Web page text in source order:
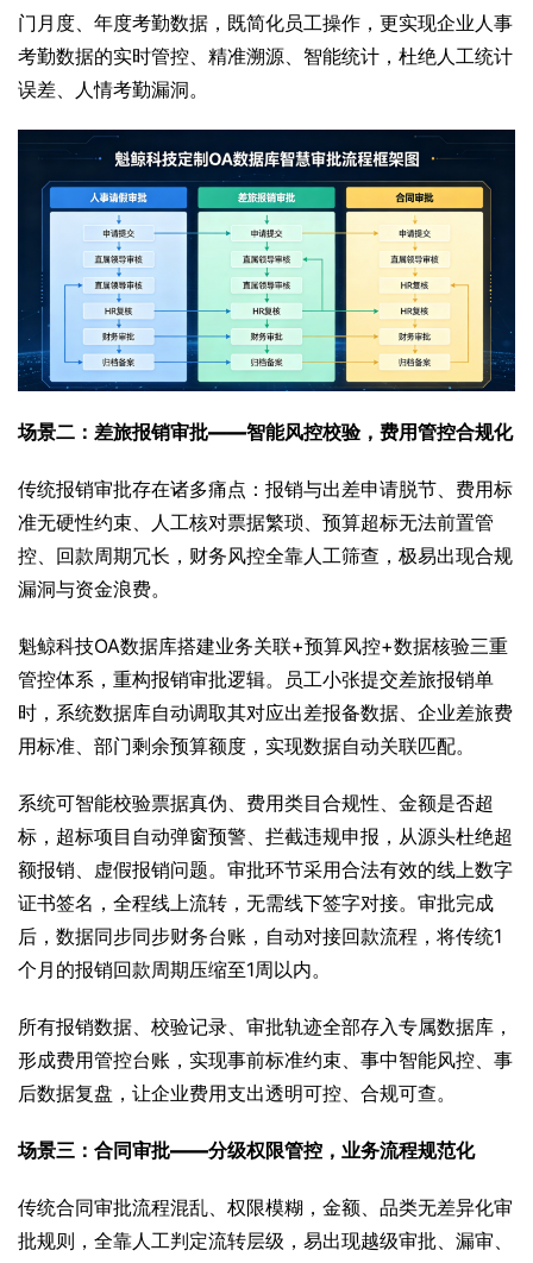
门月度、年度考勤数据，既简化员工操作，更实现企业人事
考勤数据的实时管控、精准溯源、智能统计，杜绝人工统计
误差、人情考勤漏洞。
场景二：差旅报销审批——智能风控校验，费用管控合规化
传统报销审批存在诸多痛点：报销与出差申请脱节、费用标
准无硬性约束、人工核对票据繁琐、预算超标无法前置管
控、回款周期冗长，财务风控全靠人工筛查，极易出现合规
漏洞与资金浪费。
魁鲸科技OA数据库搭建业务关联+预算风控+数据核验三重
管控体系，重构报销审批逻辑。员工小张提交差旅报销单
时，系统数据库自动调取其对应出差报备数据、企业差旅费
用标准、部门剩余预算额度，实现数据自动关联匹配。
系统可智能校验票据真伪、费用类目合规性、金额是否超
标，超标项目自动弹窗预警、拦截违规申报，从源头杜绝超
额报销、虚假报销问题。审批环节采用合法有效的线上数字
证书签名，全程线上流转，无需线下签字对接。审批完成
后，数据同步同步财务台账，自动对接回款流程，将传统1
个月的报销回款周期压缩至1周以内。
所有报销数据、校验记录、审批轨迹全部存入专属数据库，
形成费用管控台账，实现事前标准约束、事中智能风控、事
后数据复盘，让企业费用支出透明可控、合规可查。
场景三：合同审批——分级权限管控，业务流程规范化
传统合同审批流程混乱、权限模糊，金额、品类无差异化审
批规则，全靠人工判定流转层级，易出现越级审批、漏审、